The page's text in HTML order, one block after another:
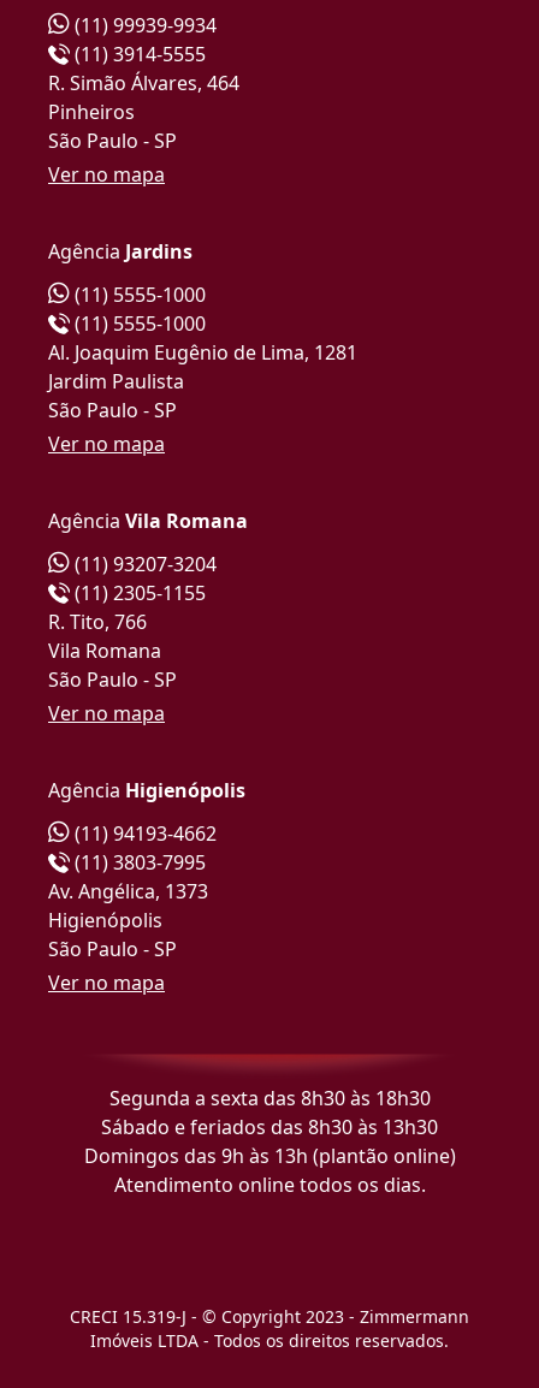
(11) 99939-9934
(11) 3914-5555
R. Simão Álvares, 464
Pinheiros
São Paulo - SP
Ver no mapa
Agência Jardins
(11) 5555-1000
(11) 5555-1000
Al. Joaquim Eugênio de Lima, 1281
Jardim Paulista
São Paulo - SP
Ver no mapa
Agência Vila Romana
(11) 93207-3204
(11) 2305-1155
R. Tito, 766
Vila Romana
São Paulo - SP
Ver no mapa
Agência Higienópolis
(11) 94193-4662
(11) 3803-7995
Av. Angélica, 1373
Higienópolis
São Paulo - SP
Ver no mapa
Segunda a sexta das 8h30 às 18h30
Sábado e feriados das 8h30 às 13h30
Domingos das 9h às 13h (plantão online)
Atendimento online todos os dias.
CRECI 15.319-J - © Copyright 2023 - Zimmermann
Imóveis LTDA - Todos os direitos reservados.